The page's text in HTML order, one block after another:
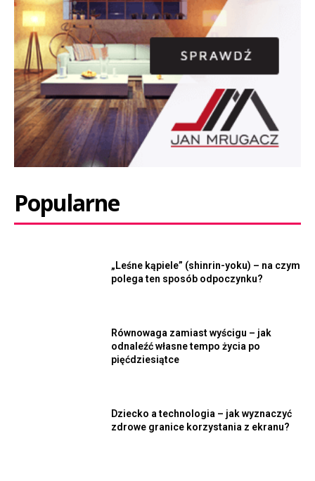
Popularne
„Leśne kąpiele” (shinrin-yoku) – na czym
polega ten sposób odpoczynku?
Równowaga zamiast wyścigu – jak
odnaleźć własne tempo życia po
pięćdziesiątce
Dziecko a technologia – jak wyznaczyć
zdrowe granice korzystania z ekranu?